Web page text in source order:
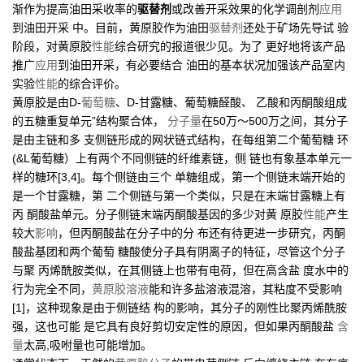
渐作为提高油田采收率的驱替剂 或改善开采效果的化学调剖剂 应用
到油田开采 中。目前，黄原胶作为油田驱替剂还处于矿场先导试 验
阶段，对黄原胶性能综合研究的报道很少见。为了 更好地将该产品
推广应用到油田开采，有必要结合 油田的基本状况加强该产品室内
实验性能的综合评价。
黄原胶是由D-葡萄糖、D-甘露糖、葡萄糖醛酸、 乙酸和丙酮酸组成
的五糖重复单元”结构聚合体， 分子量在50万〜500万之间，其分子
是由主链和多 支侧链形成的网状链式结构，在每组第二个葡萄糖 环
(&L葡萄糖）上有两个不同侧链的纤维素链，侧 链也有象基本单元一
样的糖环[3,4]。每个侧链由三个 单糖组成，第一个侧链末端开始的
是一个甘露糖，第 二个侧链与第一个类似，只是在末端甘露糖上有
丙 酮酸盐单元。分子侧链末端丙酮酸基因的多少对黄 原胶性能产生
较大影响，但丙酮酸盐在分子中的分 布还有待更进一步研究，丙酮
酸盐基团和两个葡萄 糖酸使分子具有阴离子的特征，尽管这个分子
与聚 丙烯酰胺类似，在其侧链上也带有电荷，但在高含盐 度水中的
行为完全不同， 黄原胶溶液能和许多盐溶液混溶，其粘度不受影响
[1]，这种现象是由于侧链结 构的影响，其分子的刚性比聚丙烯酰胺
强，这也可能 是它具有良好剪切安定性的原因，但如果丙酮酸盐 含
量太高,吸咐量也可能增加。